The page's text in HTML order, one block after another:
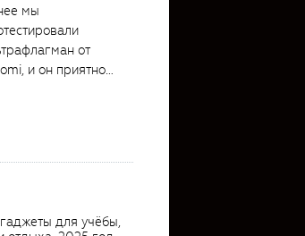
мы
от
и он приятно
для учёбы,